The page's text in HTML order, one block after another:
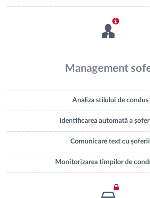
Management
Analiza stilului de condus
Identificarea automată a
Comunicare text cu șoferii
Monitorizarea timpilor de